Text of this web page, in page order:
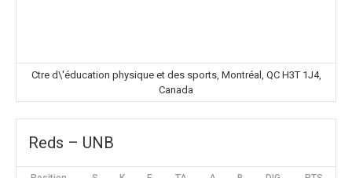
Ctre d\'éducation physique et des sports, Montréal, QC H3T 1J4,
Canada
Reds – UNB